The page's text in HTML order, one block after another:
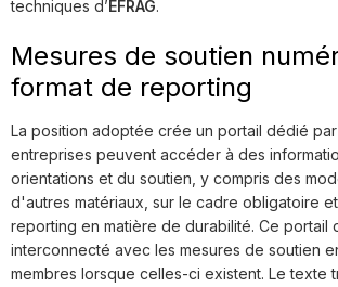
techniques d’EFRAG.
Mesures de soutien
format de reporting
La position adoptée crée un portail dédié
entreprises peuvent accéder à des
orientations et du soutien, y compris des
d'autres matériaux, sur le cadre obligatoire
reporting en matière de durabilité. Ce portail
interconnecté avec les mesures de soutien
membres lorsque celles-ci existent. Le texte